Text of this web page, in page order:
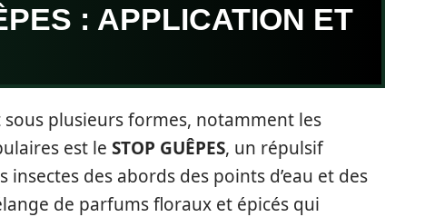
: APPLICATION ET
plusieurs formes, notamment les
est le STOP GUÊPES, un répulsif
des abords des points d’eau et des
de parfums floraux et épicés qui